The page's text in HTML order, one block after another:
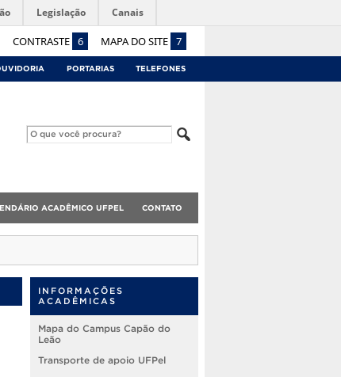
CONTRASTE 6 MAPA DO SITE 7
Legislação Canais
PORTARIAS TELEFONES
ACADÊMICO UFPEL CONTATO
INFORMAÇÕES
ACADÊMICAS
Mapa do Campus Capão do
Leão
Transporte de apoio UFPel